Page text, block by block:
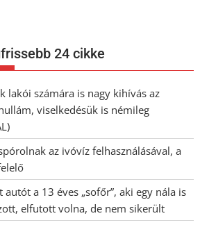
24 cikke
lakói számára is nagy kihívás az
viselkedésük is némileg
az ivóvíz felhasználásával, a
a 13 éves „sofőr”, aki egy nála is
elfutott volna, de nem sikerült